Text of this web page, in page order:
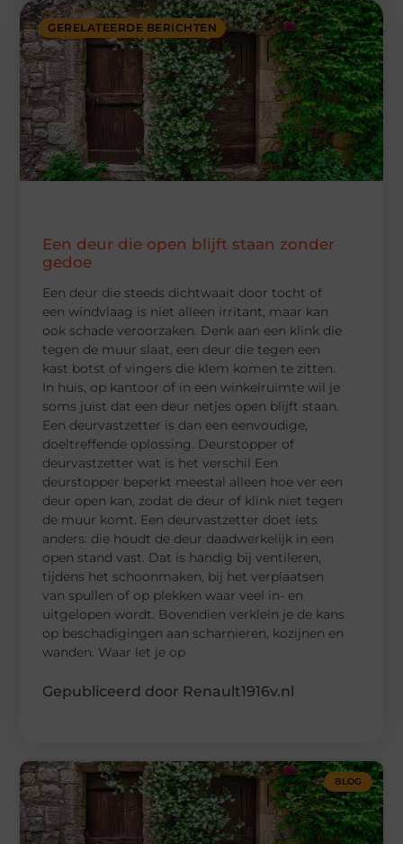
GERELATEERDE BERICHTEN
Een deur die open blijft staan zonder
gedoe
Een deur die steeds dichtwaait door tocht of
een windvlaag is niet alleen irritant, maar kan
ook schade veroorzaken. Denk aan een klink die
tegen de muur slaat, een deur die tegen een
kast botst of vingers die klem komen te zitten.
In huis, op kantoor of in een winkelruimte wil je
soms juist dat een deur netjes open blijft staan.
Een deurvastzetter is dan een eenvoudige,
doeltreffende oplossing. Deurstopper of
deurvastzetter wat is het verschil Een
deurstopper beperkt meestal alleen hoe ver een
deur open kan, zodat de deur of klink niet tegen
de muur komt. Een deurvastzetter doet iets
anders: die houdt de deur daadwerkelijk in een
open stand vast. Dat is handig bij ventileren,
tijdens het schoonmaken, bij het verplaatsen
van spullen of op plekken waar veel in- en
uitgelopen wordt. Bovendien verklein je de kans
op beschadigingen aan scharnieren, kozijnen en
wanden. Waar let je op
Gepubliceerd door Renault1916v.nl
BLOG